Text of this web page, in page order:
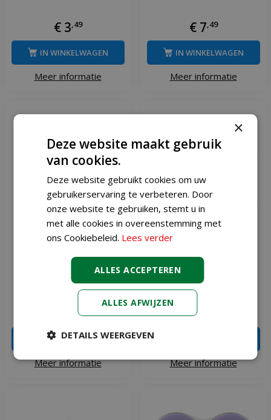
€ 3 49
Meer informatie
IN WINKELWAGEN
€ 7 49
Meer informatie
IN WINKELWAGEN
Bolsius geurtheelicht true
scents pomegranate 18
stuks
49
Meer informatie
IN WINKELWAGEN
Bolsius maxilicht true
scents vanilla 8 stuks
€
Meer informatie
×
Deze website maakt gebruik
van cookies.
Deze website gebruikt cookies om uw
gebruikerservaring te verbeteren. Door
onze website te gebruiken, stemt u in
met alle cookies in overeenstemming met
ons Cookiebeleid. Lees verder
ALLES ACCEPTEREN
ALLES AFWIJZEN
DETAILS WEERGEVEN